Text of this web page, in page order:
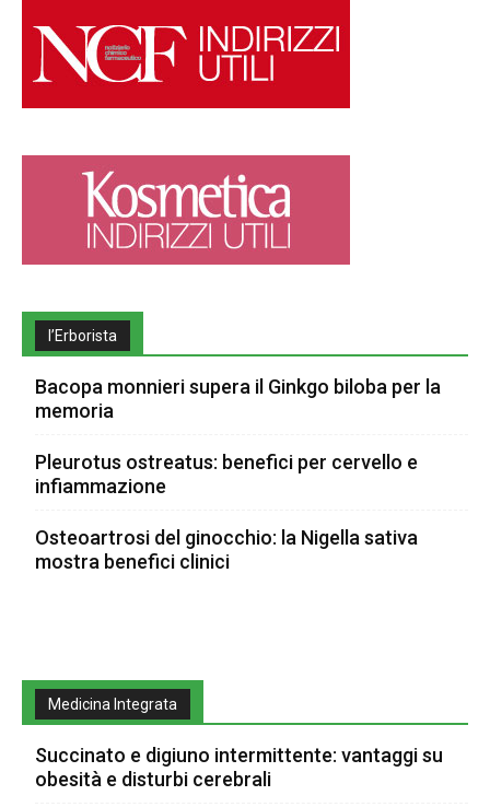
l’Erborista
Bacopa monnieri supera il Ginkgo biloba per la
memoria
Pleurotus ostreatus: benefici per cervello e
infiammazione
Osteoartrosi del ginocchio: la Nigella sativa
mostra benefici clinici
Medicina Integrata
Succinato e digiuno intermittente: vantaggi su
obesità e disturbi cerebrali